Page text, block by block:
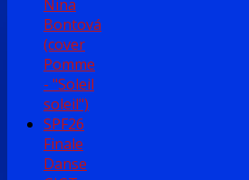
Nina
Bontová
(cover
Pomme
- "Soleil
soleil")
SPF26
Finale
Danse